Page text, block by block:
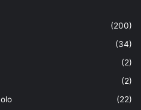
(200)
(34)
(2)
(2)
(22)